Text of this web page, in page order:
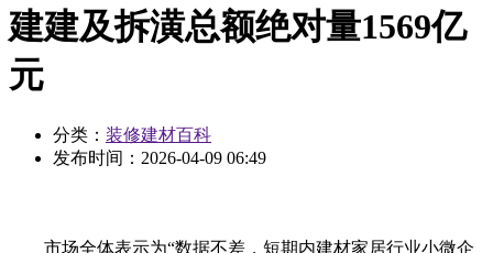
建建及拆潢总额绝对量1569亿
元
分类： 装修建材百科
发布时间： 2026-04-09 06:49
市场全体表示为“数据不差，短期内建材家居行业小微企